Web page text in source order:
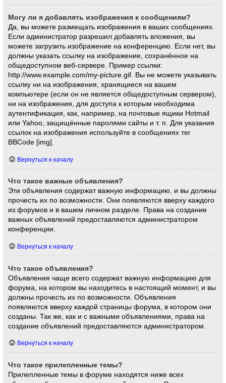
Могу ли я добавлять изображения к сообщениям?
Да, вы можете размещать изображения в ваших сообщениях.
Если администратор разрешил добавлять вложения, вы
можете загрузить изображение на конференцию. Если нет, вы
должны указать ссылку на изображение, сохранённое на
общедоступном веб-сервере. Пример ссылки:
http://www.example.com/my-picture.gif. Вы не можете указывать
ссылку ни на изображения, хранящиеся на вашем
компьютере (если он не является общедоступным сервером),
ни на изображения, для доступа к которым необходима
аутентификация, как, например, на почтовые ящики Hotmail
или Yahoo, защищённые паролями сайты и т. п. Для указания
ссылок на изображения используйте в сообщениях тег
BBCode [img].
Вернуться к началу
Что такое важные объявления?
Эти объявления содержат важную информацию, и вы должны
прочесть их по возможности. Они появляются вверху каждого
из форумов и в вашем личном разделе. Права на создание
важных объявлений предоставляются администратором
конференции.
Вернуться к началу
Что такое объявления?
Объявления чаще всего содержат важную информацию для
форума, на котором вы находитесь в настоящий момент, и вы
должны прочесть их по возможности. Объявления
появляются вверху каждой страницы форума, в котором они
созданы. Так же, как и с важными объявлениями, права на
создание объявлений предоставляются администратором.
Вернуться к началу
Что такое прилепленные темы?
Прилепленные темы в форуме находятся ниже всех